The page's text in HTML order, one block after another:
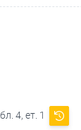
4, ет. 1